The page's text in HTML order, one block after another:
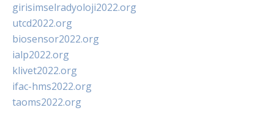
girisimselradyoloji2022.org
utcd2022.org
biosensor2022.org
ialp2022.org
klivet2022.org
ifac-hms2022.org
taoms2022.org